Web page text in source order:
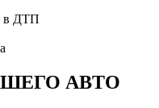
в ДТП
АВТО